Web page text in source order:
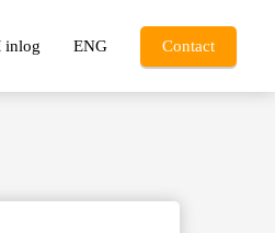
inlog ENG Contact